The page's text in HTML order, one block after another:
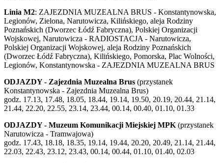
Linia M2: ZAJEZDNIA MUZEALNA BRUS - Konstantynowska,
Legionów, Zielona, Narutowicza, Kilińskiego, aleja Rodziny
Poznańskich (Dworzec Łódź Fabryczna), Polskiej Organizacji
Wojskowej, Narutowicza - RADIOSTACJA - Narutowicza,
Polskiej Organizacji Wojskowej, aleja Rodziny Poznańskich
(Dworzec Łódź Fabryczna), Kilińskiego, Pomorska, Plac Wolności,
Legionów, Konstantynowska - ZAJEZDNIA MUZEALNA BRUS
ODJAZDY - Zajezdnia Muzealna Brus (przystanek
Konstantynowska - Zajezdnia Muzealna Brus)
godz. 17.13, 17.48, 18.05, 18.44, 19.14, 19.50, 20.19, 20.44, 21.14,
21.44, 22.20, 22.55, 23.14, 23.44, 00.14, 00.40, 01.10, 01.33
ODJAZDY - Muzeum Komunikacji Miejskiej MPK (przystanek
Narutowicza - Tramwajowa)
godz. 17.43, 18.18, 18.35, 19.14, 19.44, 20.20, 20.49, 21.14, 21.44,
22.03, 22.43, 23.12, 23.43, 00.14, 00.44, 01.10, 01.40, 02.03